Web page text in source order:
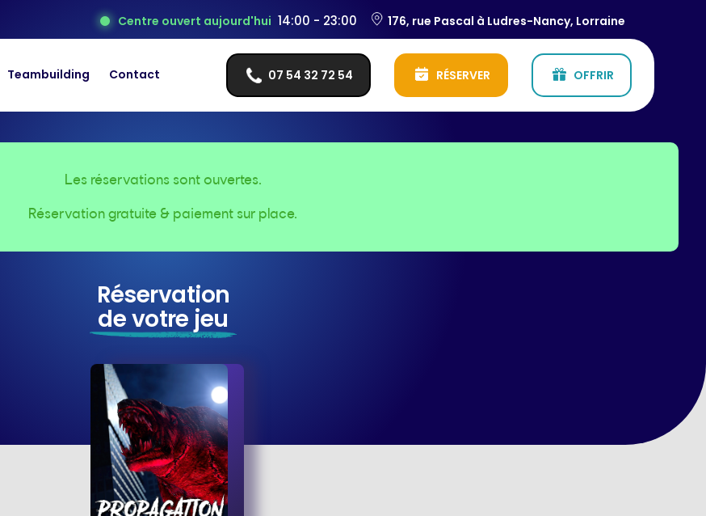
Centre ouvert aujourd'hui 14:00 - 23:00 176, rue Pascal à Ludres-Nancy, Lorraine
Teambuilding Contact 07 54 32 72 54 RÉSERVER OFFRIR
Les réservations sont ouvertes.
Réservation gratuite & paiement sur place.
Réservation
de votre jeu